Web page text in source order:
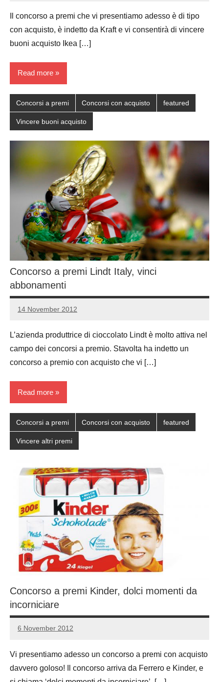
Il concorso a premi che vi presentiamo adesso è di tipo
con acquisto, è indetto da Kraft e vi consentirà di vincere
buoni acquisto Ikea […]
Read more
Concorsi a premi Concorsi con acquisto featured
Vincere buoni acquisto
Concorso a premi Lindt Italy, vinci
abbonamenti
14 November 2012
Luca
No
L’azienda produttrice di cioccolato Lindt è molto attiva nel
campo dei concorsi a premio. Stavolta ha indetto un
concorso a premio con acquisto che vi […]
Read more
Concorsi a premi Concorsi con acquisto featured
Vincere altri premi
Concorso a premi Kinder, dolci momenti da
incorniciare
6 November 2012
Luca
No
Vi presentiamo adesso un concorso a premi con acquisto
davvero goloso! Il concorso arriva da Ferrero e Kinder, e